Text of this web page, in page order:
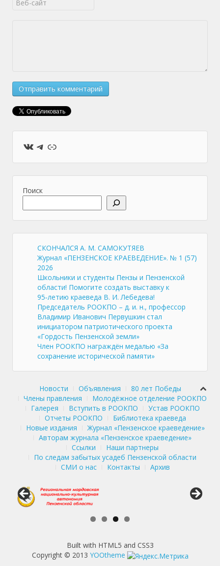
ВКонтакте
Telegram
Ссылка
Поиск
СКОНЧАЛСЯ А. М. САМОКУТЯЕВ
Журнал «ПЕНЗЕНСКОЕ КРАЕВЕДЕНИЕ». № 1 (57)
2026
Школьники и студенты Пензы и Пензенской
области! Помогите создать выставку к
95‑летию краеведа В. И. Лебедева!
Председатель РООКПО – д. и. н., профессор
Владимир Иванович Первушкин стал
инициатором патриотического проекта
«Гордость Пензенской земли»
Член РООКПО награждён медалью «За
сохранение исторической памяти»
Новости Объявления
80 лет Победы
Члены правления
Молодёжное отделение РООКПО
Галерея
Вступить в РООКПО
Устав РООКПО
Отчеты РООКПО
Библиотека краеведа
Новые издания
Журнал «Пензенское краеведение»
Авторам журнала «Пензенское краеведение»
Ссылки
Наши партнеры
По следам забытых усадеб Пензенской области
СМИ о нас
Контакты Архив
Built with HTML5 and CSS3
Copyright © 2013 YOOtheme